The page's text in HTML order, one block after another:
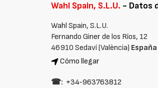
Wahl Spain, S.L.U. - Datos
Wahl Spain, S.L.U.
Fernando Giner de los Ríos, 12
46910 Sedaví (València) España
Cómo llegar
☎: +34‑963763812